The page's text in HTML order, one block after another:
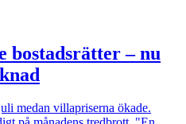
bostadsrätter – nu
medan villapriserna ökade.